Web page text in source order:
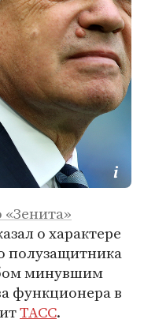
«Зенита»
о характере
полузащитника
минувшим
функционера в
ТАСС.